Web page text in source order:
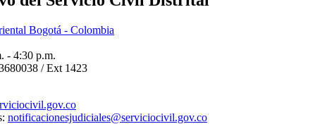
Bogotá - Colombia
- 4:30 p.m.
/ Ext 1423
notificacionesjudiciales@serviciocivil.gov.co